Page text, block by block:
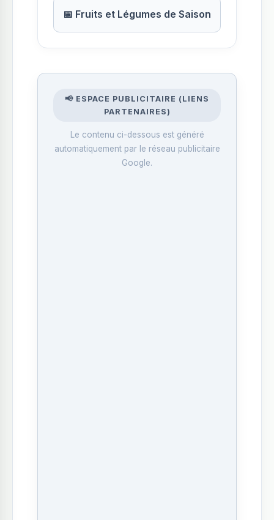
📅 Fruits et Légumes de Saison
📢 ESPACE PUBLICITAIRE (LIENS
PARTENAIRES)
Le contenu ci-dessous est généré
automatiquement par le réseau publicitaire
Google.